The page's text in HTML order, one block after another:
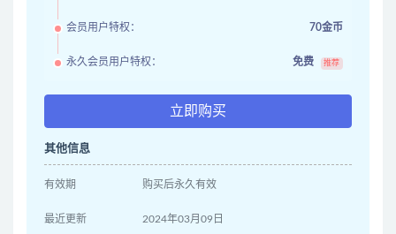
会员用户特权： 70金币
永久会员用户特权： 免费 推荐
立即购买
其他信息
有效期 购买后永久有效
最近更新 2024年03月09日